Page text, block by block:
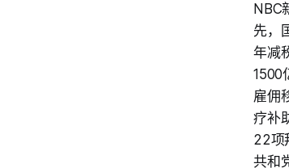
NBC
先，
年减
1500
雇佣
疗补
22项
共和